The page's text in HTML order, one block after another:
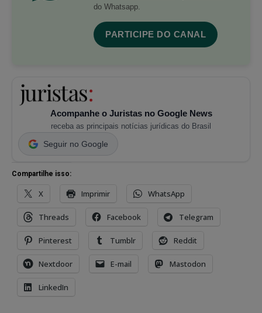
do Whatsapp.
PARTICIPE DO CANAL
Acompanhe o Juristas no Google News
receba as principais notícias jurídicas do Brasil
Seguir no Google
Compartilhe isso:
X Imprimir WhatsApp
Threads Facebook Telegram
Pinterest Tumblr Reddit
Nextdoor E-mail Mastodon
LinkedIn